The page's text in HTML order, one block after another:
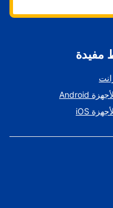
مفيدة